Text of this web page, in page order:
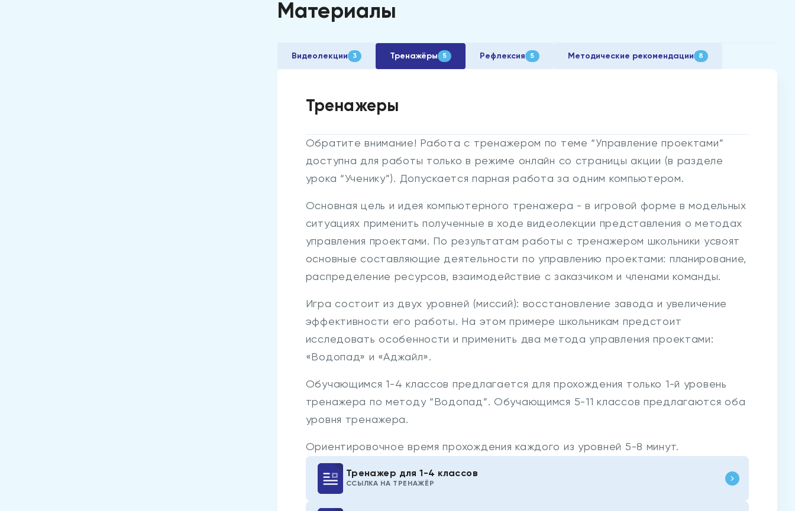
Материалы
Видеолекции 3 Тренажёры 5 Рефлексия 5 Методические рекомендации 8
Тренажеры
Обратите внимание! Работа с тренажером по теме “Управление проектами”
доступна для работы только в режиме онлайн со страницы акции (в разделе
урока “Ученику”). Допускается парная работа за одним компьютером.
Основная цель и идея компьютерного тренажера - в игровой форме в модельных
ситуациях применить полученные в ходе видеолекции представления о методах
управления проектами. По результатам работы с тренажером школьники усвоят
основные составляющие деятельности по управлению проектами: планирование,
распределение ресурсов, взаимодействие с заказчиком и членами команды.
Игра состоит из двух уровней (миссий): восстановление завода и увеличение
эффективности его работы. На этом примере школьникам предстоит
исследовать особенности и применить два метода управления проектами:
«Водопад» и «Аджайл».
Обучающимся 1-4 классов предлагается для прохождения только 1-й уровень
тренажера по методу “Водопад”. Обучающимся 5-11 классов предлагаются оба
уровня тренажера.
Ориентировочное время прохождения каждого из уровней 5-8 минут.
Тренажер для 1-4 классов
ССЫЛКА НА ТРЕНАЖЁР